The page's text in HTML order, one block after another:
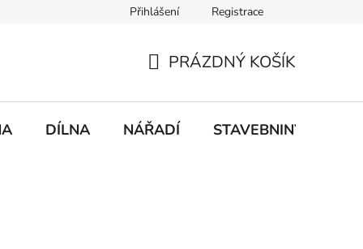
Doprava a platbaPřihlášení Registrace
KOŠÍK
PRÁZDNÝ KOŠÍK
DÍLNA NÁŘADÍ STAVEBNINY